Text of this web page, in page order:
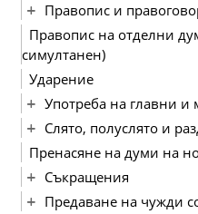
Правопис и
Правопис на отделни
симултанен)
Ударение
Употреба на главни и
Слято, полуслято и
Пренасяне на думи на
Съкращения
Предаване на чужди